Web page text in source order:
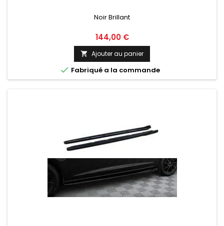
Noir Brillant
Prix
144,00 €
 Ajouter au panier
 Fabriqué a la commande